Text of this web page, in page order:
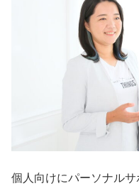
個人向けにパーソナルサ